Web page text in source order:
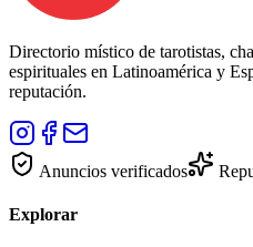
Directorio místico de tarotistas,
espirituales en Latinoamérica y
reputación.
Anuncios verificados
Explorar